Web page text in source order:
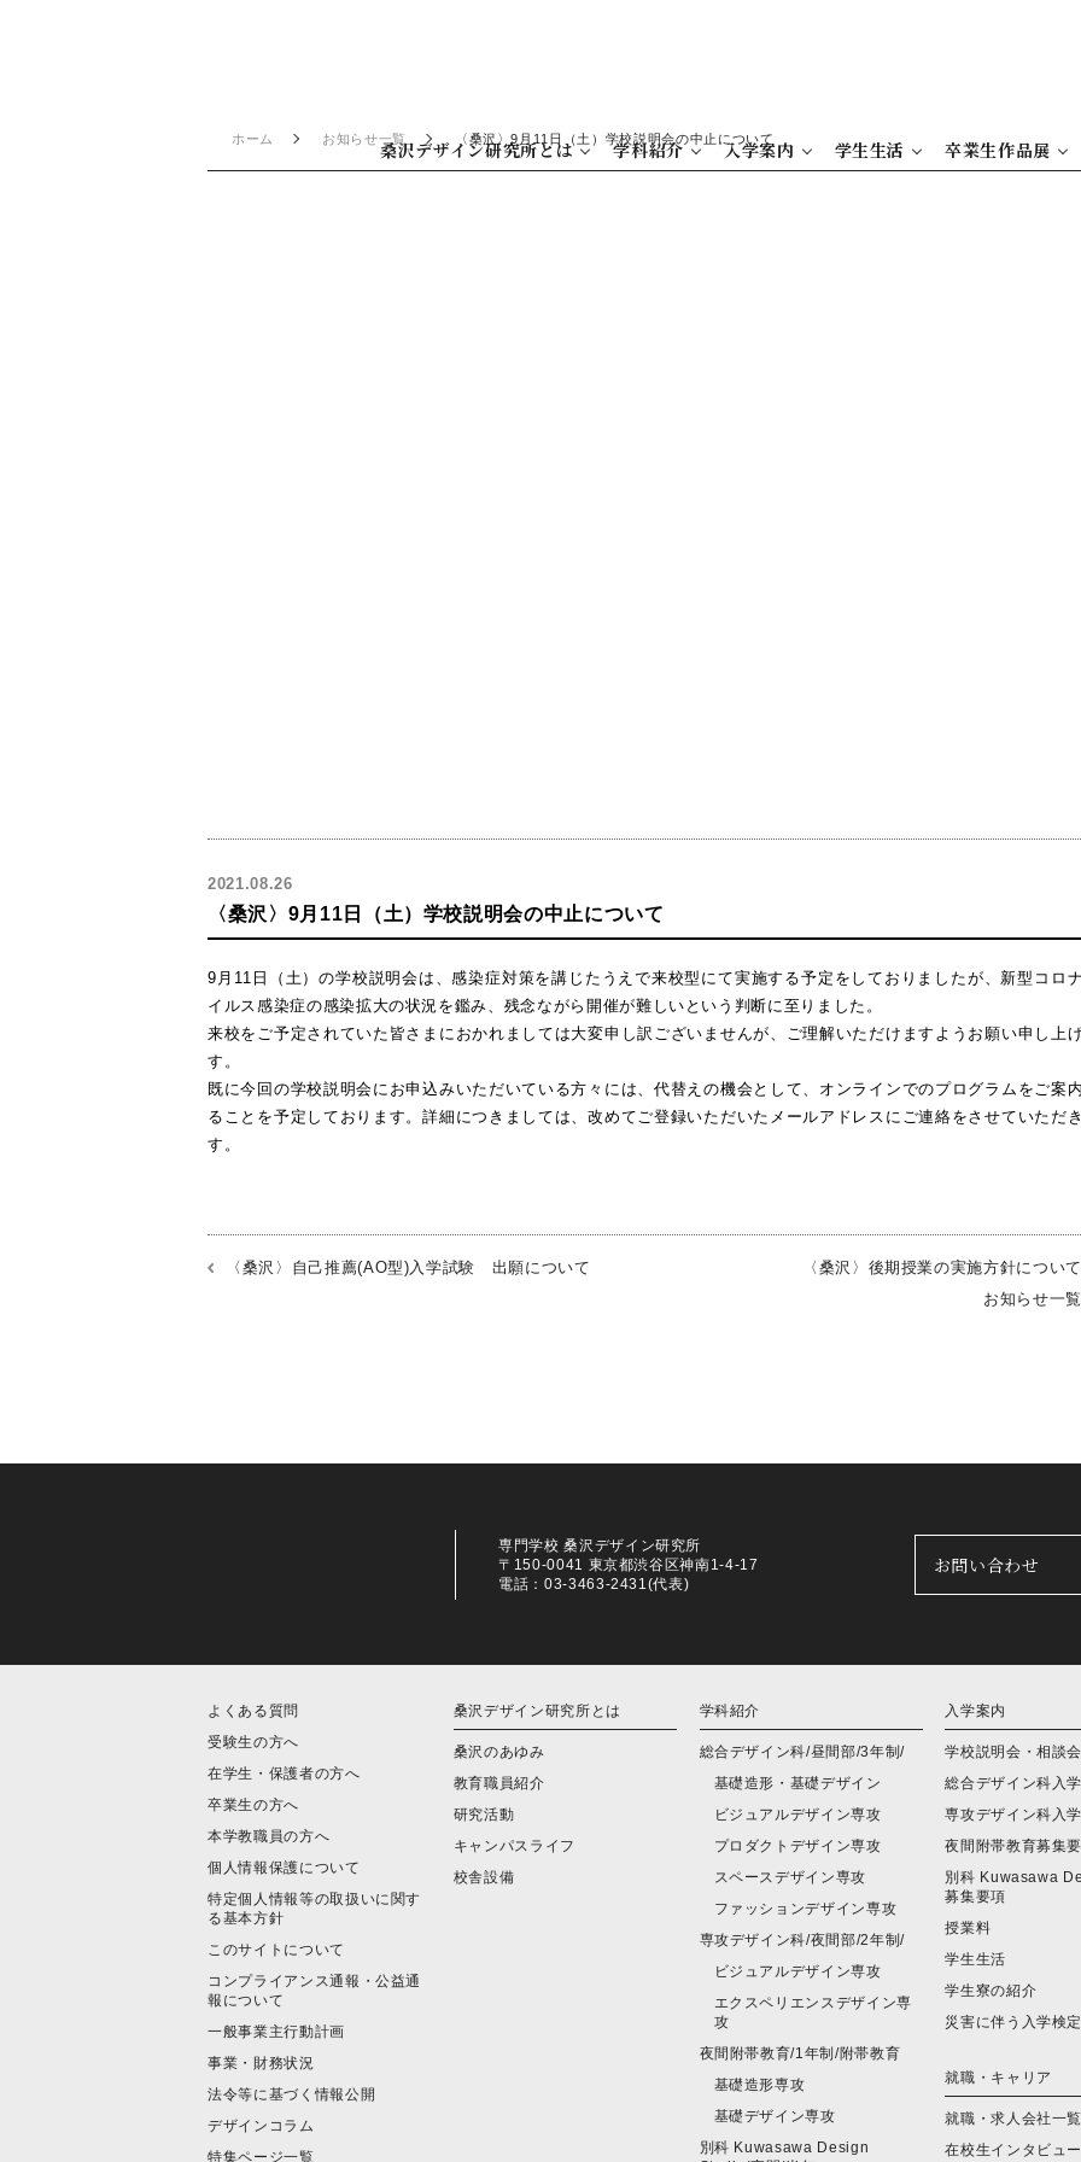
桑沢デザイン研究所とは 学科紹介 入学案内 学生生活 卒業生作品展
ホーム お知らせ一覧 〈桑沢〉9月11日（土）学校説明会の中止について
2021.08.26
〈桑沢〉9月11日（土）学校説明会の中止について
9月11日（土）の学校説明会は、感染症対策を講じたうえで来校型にて実施する予定をしておりましたが、新型コロ
イルス感染症の感染拡大の状況を鑑み、残念ながら開催が難しいという判断に至りました。
来校をご予定されていた皆さまにおかれましては大変申し訳ございませんが、ご理解いただけますようお願い申し上
す。
既に今回の学校説明会にお申込みいただいている方々には、代替えの機会として、オンラインでのプログラムをご案
ることを予定しております。詳細につきましては、改めてご登録いただいたメールアドレスにご連絡をさせていただ
す。
〈桑沢〉自己推薦(AO型)入学試験 出願について
〈桑沢〉後期授業の実施方針について
お知らせ一覧
専門学校 桑沢デザイン研究所
〒150-0041 東京都渋谷区神南1-4-17
電話：03-3463-2431(代表)
お問い合わせ
よくある質問
受験生の方へ
在学生・保護者の方へ
卒業生の方へ
本学教職員の方へ
個人情報保護について
特定個人情報等の取扱いに関す
る基本方針
このサイトについて
コンプライアンス通報・公益通
報について
一般事業主行動計画
事業・財務状況
法令等に基づく情報公開
デザインコラム
特集ページ一覧
桑沢デザイン研究所とは
桑沢のあゆみ
教育職員紹介
研究活動
キャンパスライフ
校舎設備
学科紹介
総合デザイン科/昼間部/3年制/
基礎造形・基礎デザイン
ビジュアルデザイン専攻
プロダクトデザイン専攻
スペースデザイン専攻
ファッションデザイン専攻
専攻デザイン科/夜間部/2年制/
ビジュアルデザイン専攻
エクスペリエンスデザイン専
攻
夜間附帯教育/1年制/附帯教育
基礎造形専攻
基礎デザイン専攻
別科 Kuwasawa Design
入学案内
学校説明会・相談会
総合デザイン科入
専攻デザイン科入
夜間附帯教育募集
別科 Kuwasawa
募集要項
授業料
学生生活
学生寮の紹介
災害に伴う入学検
就職・キャリア
就職・求人会社一覧
在校生インタビュー